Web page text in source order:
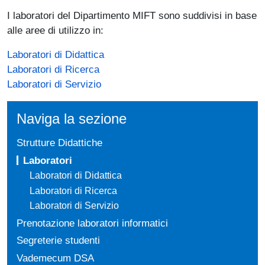
I laboratori del Dipartimento MIFT sono suddivisi in base
alle aree di utilizzo in:
Laboratori di Didattica
Laboratori di Ricerca
Laboratori di Servizio
Naviga la sezione
Strutture Didattiche
Laboratori
Laboratori di Didattica
Laboratori di Ricerca
Laboratori di Servizio
Prenotazione laboratori informatici
Segreterie studenti
Vademecum DSA